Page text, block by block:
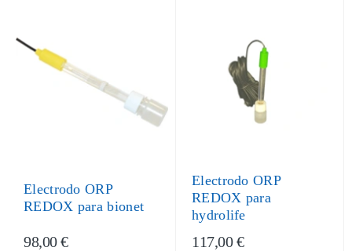
Electrodo ORP
REDOX para bionet
98,00 €
Electrodo ORP
REDOX para
hydrolife
117,00 €